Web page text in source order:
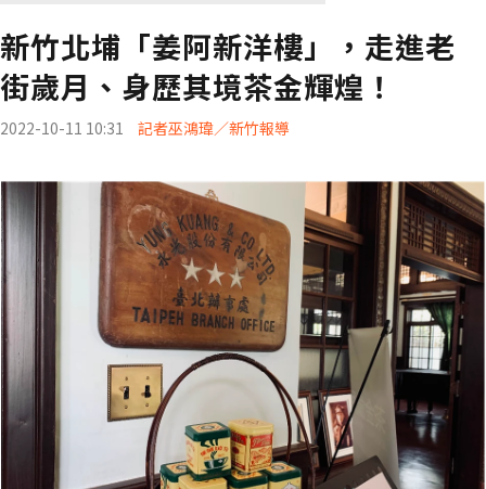
新竹北埔「姜阿新洋樓」，走進老
街歲月、身歷其境茶金輝煌！
2022-10-11 10:31 記者巫鴻瑋／新竹報導